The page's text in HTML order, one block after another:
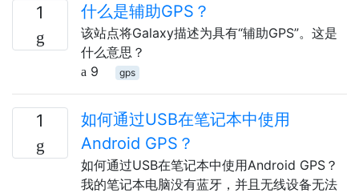
1 什么是辅助GPS？
该站点将Galaxy描述为具有“辅助GPS”。这是
什么意思？
9
gps
1
如何通过USB在笔记本中使用
Android GPS？
如何通过USB在笔记本中使用Android GPS？
我的笔记本电脑没有蓝牙，并且无线设备无法